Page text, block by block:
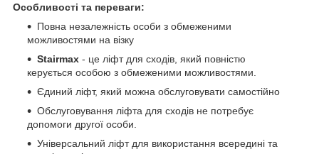
Особливості та переваги:
Повна незалежність особи з обмеженими
можливостями на візку
Stairmax - це ліфт для сходів, який повністю
керується особою з обмеженими можливостями.
Єдиний ліфт, який можна обслуговувати самостійно
Обслуговування ліфта для сходів не потребує
допомоги другої особи.
Універсальний ліфт для використання всередині та